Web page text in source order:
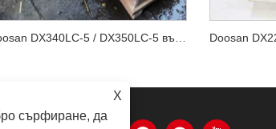
Doosan DX340LC-5 / DX350LC-5 въртящ се двигател 170303-00065
X
сърфиране, да